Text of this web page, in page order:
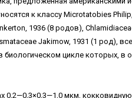
к классу Мiсrotatobies
1936 (8 родов),
Jakimow, 1931 (1 род),
цикле которых, в
0,2—0,3×0,3—1,0 мкм,